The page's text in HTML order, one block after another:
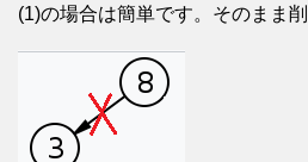
(1)の場合は簡単です。そのまま削